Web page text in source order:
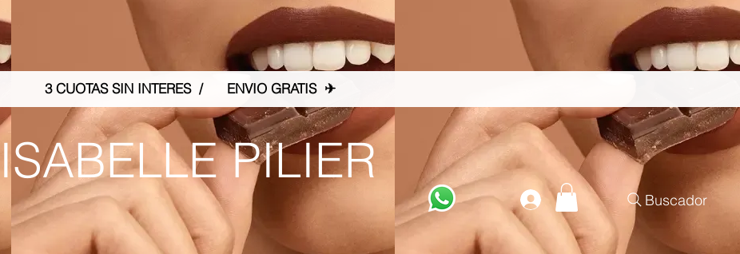
3 CUOTAS SIN INTERES / ENVIO GRATIS ✈
ISABELLE PILIER
Buscador